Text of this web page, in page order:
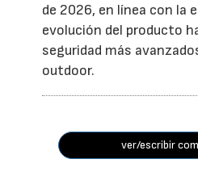
de 2026, en línea con la
evolución del producto
seguridad más
outdoor.
ver/escribir